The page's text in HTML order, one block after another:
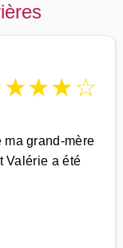
★★★☆
grand-mère
Valérie a été